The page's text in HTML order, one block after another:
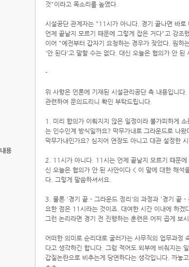
내용
것"이라고 목소리를 높였다.
시설공단 관계자는 "11시가 아니다. 경기 끝나면 바
언제 끝날지 모르기 때문에 그렇게 잡은 거다"고 강조
이어 "예전부터 갑자기 요청하는 경우가 잦았다. 원하
'안 된다'고 말할 수는 없다. 대신 오늘은 협의가 안 된
-
위 사항은 언론에 기재된 시설관리공단 측 내용입니다.
관련하여 문의드리니 확인 부탁드립니다.
1. 미리 합의가 이뤄지지 않은 일정이라 불가피하게
는 인수인계 방식일까요? 막무가내로 그라운드로 나
막무가내인가요? 심지어 연장도 아니고 대관 설정한
2. 11시가 아니다. 11시는 언제 끝날지 모르기 때문
신 오늘은 협의가 안 된 사안이다 < 이 말에 대한 해석
다. 그렇게 말씀하셔서요.
3. 물론 '경기 끝 - 그라운드 정리'의 과정과 '경기 끝 -
요한 점은 11시라는 것이죠. 대여한 시간 이내에 하겠
그런 논리라면 경기 전 진행하는 훈련은 어찌 곱게 보
어떠한 의미로 순리대로 굴러가는 사무직의 업무과정
다고 생각하긴 합니다. 그럼 적어도 외부에 비춰지는
갑질논란으로 비추는게 당연하다는 생각입니다. 까